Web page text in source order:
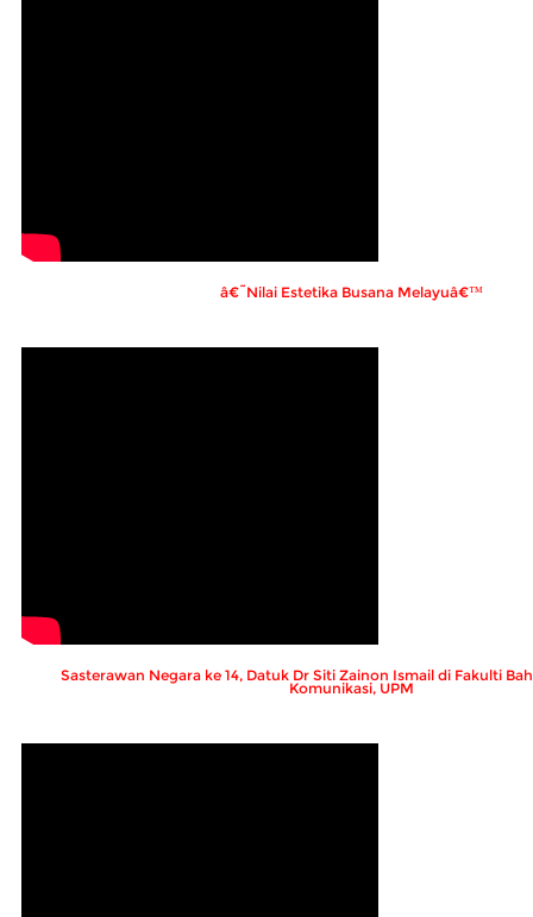
â€˜Nilai Estetika Busana Melayuâ€™
Sasterawan Negara ke 14, Datuk Dr Siti Zainon Ismail di Fakulti
Komunikasi, UPM